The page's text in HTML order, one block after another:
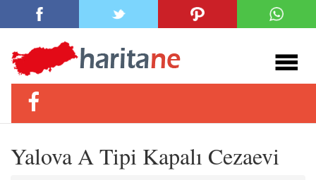
Yalova A Tipi Kapalı Cezaevi